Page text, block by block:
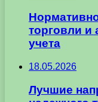
торговли и
учета
18.05.2026
Лучшие